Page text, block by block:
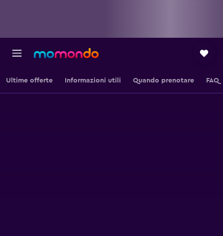
Ultime offerte Informazioni utili Quando prenotare FAQ